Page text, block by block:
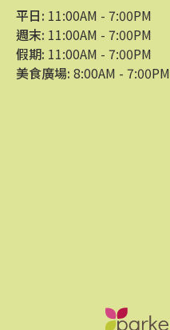
平日: 11:00AM - 7:00PM
週末: 11:00AM - 7:00PM
假期: 11:00AM - 7:00PM
美食廣場: 8:00AM - 7:00PM